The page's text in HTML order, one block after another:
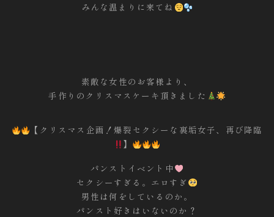
みんな温まりに来てね
素敵な女性のお客様より、
手作りのクリスマスケーキ頂きました
【クリスマス企画！爆裂セクシーな裏垢女子、再び降臨
】
パンストイベント中
セクシーすぎる。エロすぎ
男性は何をしているのか。
パンスト好きはいないのか？